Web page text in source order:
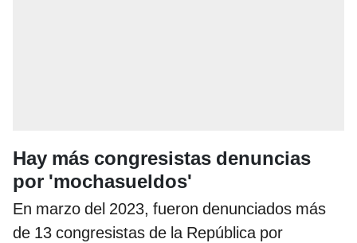
Hay más congresistas denuncias
por 'mochasueldos'
En marzo del 2023, fueron denunciados más
de 13 congresistas de la República por